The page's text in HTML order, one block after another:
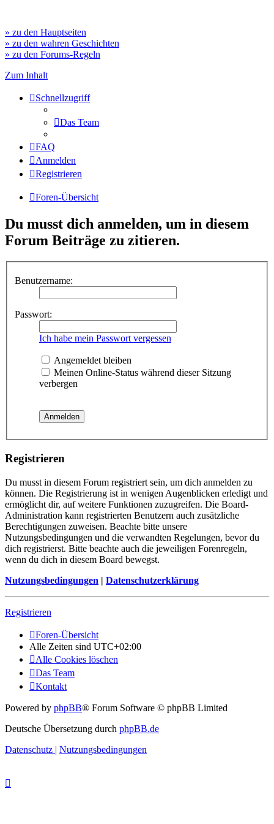
» zu den Hauptseiten
» zu den wahren Geschichten
» zu den Forums-Regeln
Zum Inhalt
Schnellzugriff
Das Team
FAQ
Anmelden
Registrieren
Foren-Übersicht
Du musst dich anmelden, um in diesem
Forum Beiträge zu zitieren.
Benutzername:
Passwort:
Ich habe mein Passwort vergessen
Angemeldet bleiben
Meinen Online-Status während dieser Sitzung
verbergen
Registrieren
Du musst in diesem Forum registriert sein, um dich anmelden zu
können. Die Registrierung ist in wenigen Augenblicken erledigt und
ermöglicht dir, auf weitere Funktionen zuzugreifen. Die Board-
Administration kann registrierten Benutzern auch zusätzliche
Berechtigungen zuweisen. Beachte bitte unsere
Nutzungsbedingungen und die verwandten Regelungen, bevor du
dich registrierst. Bitte beachte auch die jeweiligen Forenregeln,
wenn du dich in diesem Board bewegst.
Nutzungsbedingungen | Datenschutzerklärung
Registrieren
Foren-Übersicht
Alle Zeiten sind UTC+02:00
Alle Cookies löschen
Das Team
Kontakt
Powered by phpBB® Forum Software © phpBB Limited
Deutsche Übersetzung durch phpBB.de
Datenschutz | Nutzungsbedingungen